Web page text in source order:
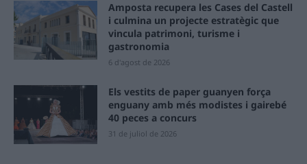
Amposta recupera les Cases del Castell
i culmina un projecte estratègic que
vincula patrimoni, turisme i
gastronomia
6 d'agost de 2026
Els vestits de paper guanyen força
enguany amb més modistes i gairebé
40 peces a concurs
31 de juliol de 2026